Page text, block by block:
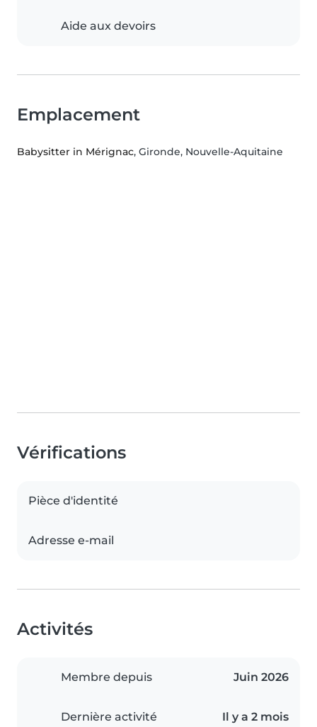
Aide aux devoirs
Emplacement
Babysitter in Mérignac, Gironde, Nouvelle-Aquitaine
Vérifications
Pièce d'identité
Adresse e-mail
Activités
Membre depuis Juin 2026
Dernière activité Il y a 2 mois